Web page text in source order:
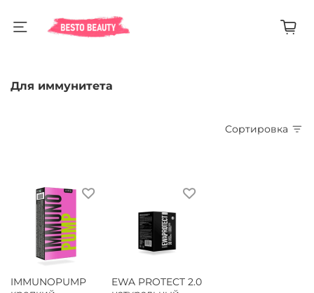
Для иммунитета
Сортировка
IMMUNOPUMP
EWA PROTECT 2.0